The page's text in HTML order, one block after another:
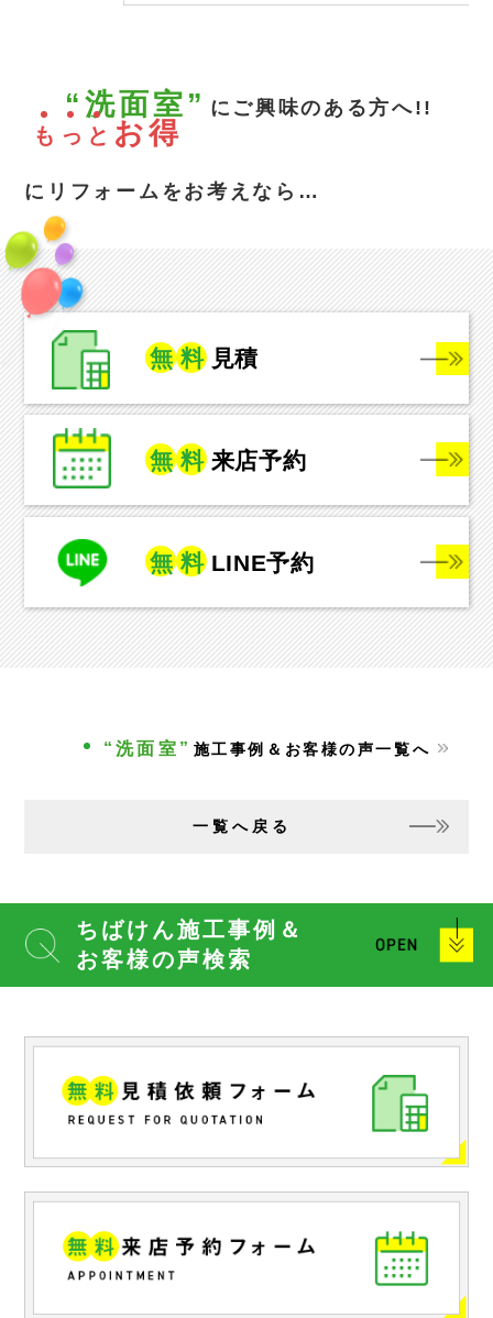
“洗面室” にご興味のある方へ!!
も っ と お得
にリフォームをお考えなら…
無 料 見積
無 料 来店予約
無 料 LINE予約
“洗面室” 施工事例＆お客様の声一覧へ
一覧へ戻る
ちばけん施工事例＆
お客様の声検索